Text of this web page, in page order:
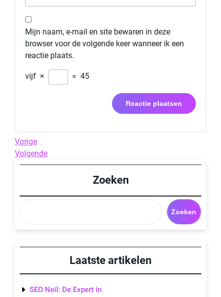
Mijn naam, e-mail en site bewaren in deze
browser voor de volgende keer wanneer ik een
reactie plaats.
vijf × = 45
Berichtnavigatie
Previous
Post
Vorige
Next
Post
Volgende
Zoeken
Zoeken
Laatste artikelen
SEO Neil: De Expert in